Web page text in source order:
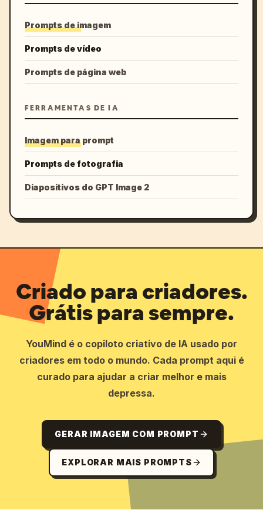
Prompts de imagem
Prompts de vídeo
Prompts de página web
FERRAMENTAS DE IA
Imagem para prompt
Prompts de fotografia
Diapositivos do GPT Image 2
Criado para criadores.
Grátis para sempre.
YouMind é o copiloto criativo de IA usado por
criadores em todo o mundo. Cada prompt aqui é
curado para ajudar a criar melhor e mais
depressa.
GERAR IMAGEM COM PROMPT
EXPLORAR MAIS PROMPTS